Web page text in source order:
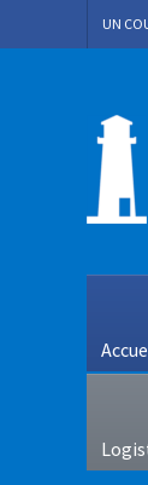
UN